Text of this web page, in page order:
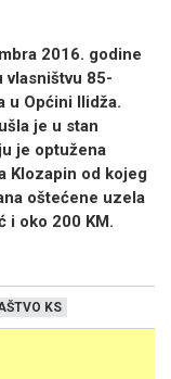
2016. godine
vlasništvu 85-
u Općini Ilidža.
je u stan
je optužena
Klozapin od kojeg
oštećene uzela
i oko 200 KM.
KS